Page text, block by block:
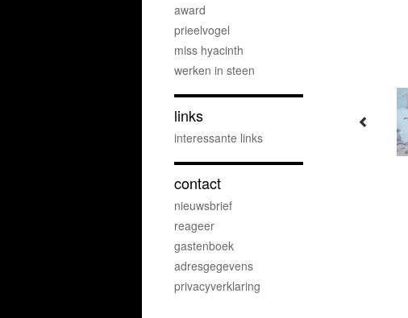
award
prieelvogel
miss hyacinth
werken in steen
links
interessante links
contact
nieuwsbrief
reageer
gastenboek
adresgegevens
privacyverklaring